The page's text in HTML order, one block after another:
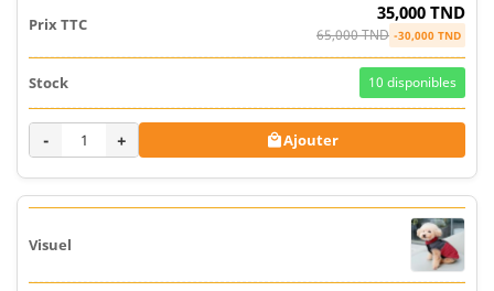
35,000 TND
65,000 TND -30,000 TND
10 disponibles
- + Ajouter